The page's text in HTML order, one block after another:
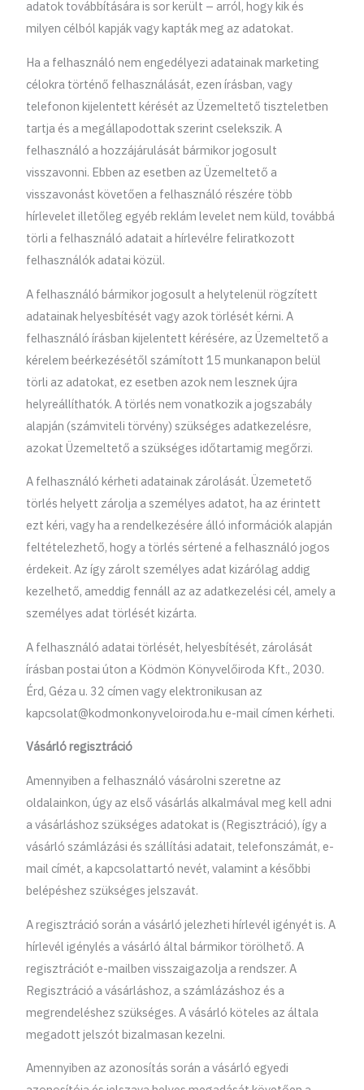
adatok továbbítására is sor került – arról, hogy kik és
milyen célból kapják vagy kapták meg az adatokat.
Ha a felhasználó nem engedélyezi adatainak marketing
célokra történő felhasználását, ezen írásban, vagy
telefonon kijelentett kérését az Üzemeltető tiszteletben
tartja és a megállapodottak szerint cselekszik. A
felhasználó a hozzájárulását bármikor jogosult
visszavonni. Ebben az esetben az Üzemeltető a
visszavonást követően a felhasználó részére több
hírlevelet illetőleg egyéb reklám levelet nem küld, továbbá
törli a felhasználó adatait a hírlevélre feliratkozott
felhasználók adatai közül.
A felhasználó bármikor jogosult a helytelenül rögzített
adatainak helyesbítését vagy azok törlését kérni. A
felhasználó írásban kijelentett kérésére, az Üzemeltető a
kérelem beérkezésétől számított 15 munkanapon belül
törli az adatokat, ez esetben azok nem lesznek újra
helyreállíthatók. A törlés nem vonatkozik a jogszabály
alapján (számviteli törvény) szükséges adatkezelésre,
azokat Üzemeltető a szükséges időtartamig megőrzi.
A felhasználó kérheti adatainak zárolását. Üzemetető
törlés helyett zárolja a személyes adatot, ha az érintett
ezt kéri, vagy ha a rendelkezésére álló információk alapján
feltételezhető, hogy a törlés sértené a felhasználó jogos
érdekeit. Az így zárolt személyes adat kizárólag addig
kezelhető, ameddig fennáll az az adatkezelési cél, amely a
személyes adat törlését kizárta.
A felhasználó adatai törlését, helyesbítését, zárolását
írásban postai úton a Ködmön Könyvelőiroda Kft., 2030.
Érd, Géza u. 32 címen vagy elektronikusan az
kapcsolat@kodmonkonyveloiroda.hu e-mail címen kérheti.
Vásárló regisztráció
Amennyiben a felhasználó vásárolni szeretne az
oldalainkon, úgy az első vásárlás alkalmával meg kell adni
a vásárláshoz szükséges adatokat is (Regisztráció), így a
vásárló számlázási és szállítási adatait, telefonszámát, e-
mail címét, a kapcsolattartó nevét, valamint a későbbi
belépéshez szükséges jelszavát.
A regisztráció során a vásárló jelezheti hírlevél igényét is. A
hírlevél igénylés a vásárló által bármikor törölhető. A
regisztrációt e-mailben visszaigazolja a rendszer. A
Regisztráció a vásárláshoz, a számlázáshoz és a
megrendeléshez szükséges. A vásárló köteles az általa
megadott jelszót bizalmasan kezelni.
Amennyiben az azonosítás során a vásárló egyedi